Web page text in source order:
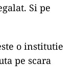
Si pe
o institutie
pe scara